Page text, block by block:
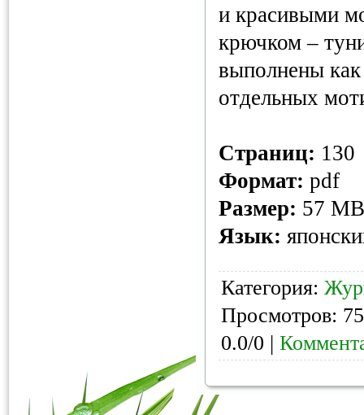
и красивыми
крючком –
выполнены
отдельных
Страниц: 130
Формат: pdf
Размер: 57 MB
Язык:
Категория:
Просмотров:
0.0/0 |